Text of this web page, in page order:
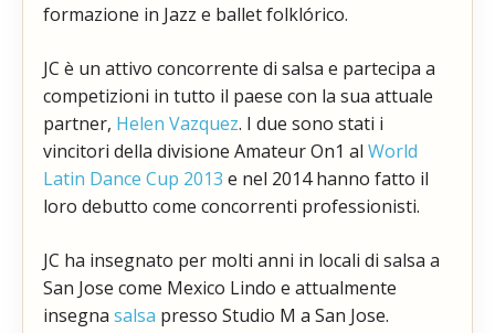
formazione in Jazz e ballet folklórico.
JC è un attivo concorrente di salsa e partecipa a
competizioni in tutto il paese con la sua attuale
partner, Helen Vazquez. I due sono stati i
vincitori della divisione Amateur On1 al World
Latin Dance Cup 2013 e nel 2014 hanno fatto il
loro debutto come concorrenti professionisti.
JC ha insegnato per molti anni in locali di salsa a
San Jose come Mexico Lindo e attualmente
insegna salsa presso Studio M a San Jose.